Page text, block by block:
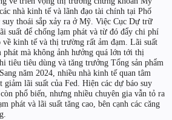
nhà kinh tế và lãnh đạo tài chính tại Phố
thoái sắp xảy ra ở Mỹ. Việc Cục Dự trữ
suất để chống lạm phát và từ đó đẩy chi phí
về kinh tế và thị trường rất ảm đạm. Lãi suất
mà không ảnh hưởng quá lớn tới thị
tiêu tiêu dùng và tăng trưởng Tổng sản phẩm
năm 2024, nhiều nhà kinh tế quan tâm
giảm lãi suất của Fed. Hiện các dự báo suy
phổ biến, nhưng nhiều chuyên gia vẫn tỏ ra
phát và lãi suất tăng cao, bên cạnh các căng